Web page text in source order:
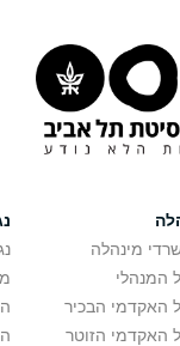
מינהלה
המנהלי
האקדמי הבכיר
האקדמי הזוטר